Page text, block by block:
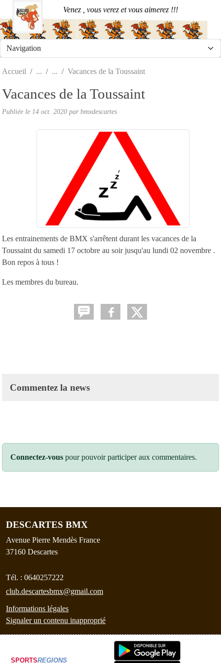
Venez , vous verez et vous aimerez !!!
Accueil Vacances de la Toussaint
Vacances de la Toussaint
Publiée le 14 oct. 2020 parbmxdescartes
Les entrainements de BMX s'arrêtent durant les vacances de la
Toussaint du samedi 17 octobre au soir jusqu'au lundi 02 novembre .
Bon repos à tous !
Les membres du bureau.
Commentez la news
Connectez-vous pour pouvoir participer aux commentaires.
DESCARTES BMX
Avenue Pierre Mendès France
37160 Descartes
Tél. : 0640257222
club.descartesbmx@gmail.com
Informations légales
Signaler un contenu inapproprié
SPORTSREGIONS
Panneau de gestion des cookies